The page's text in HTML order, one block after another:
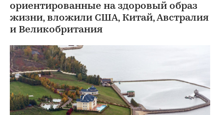
ориентированные на здоровый образ
жизни, вложили США, Китай, Австралия
и Великобритания